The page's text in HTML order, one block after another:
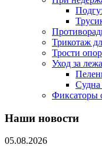
Трикотаж
Трости
Уход за
Судна
Фиксаторы
Наши новости
05.08.2026